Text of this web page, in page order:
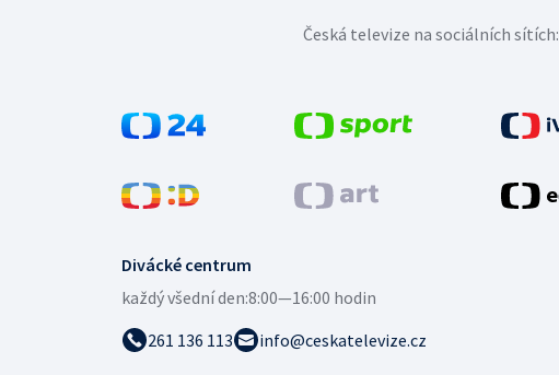
Divácké centrum
každý všední den:8:00—16:00 hodin
261 136 113
info@ceskatelevize.cz
Česká televize na sociálních sítích: